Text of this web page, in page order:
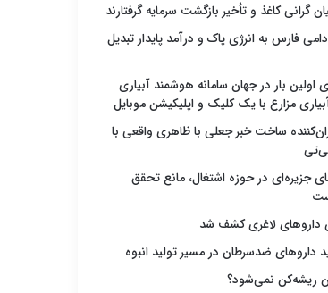
گرانی کاغذ و تأخیر بازگشت سرمایه گرفتارند
فارس به انرژی پاک و درآمد پایدار تبدیل
اولین بار در جهان سامانه هوشمند آبیاری
مزارع با یک کلیک و اپلیکیشن موبایل
ساخت خبر جعلی با ظاهری واقعی با
جزیره‌ای در حوزه اشتغال، مانع تحقق
داروهای لاغری کشف شد
داروهای ضدسرطان در مسیر تولید انبوه
ریشه‌کن نمی‌شود؟